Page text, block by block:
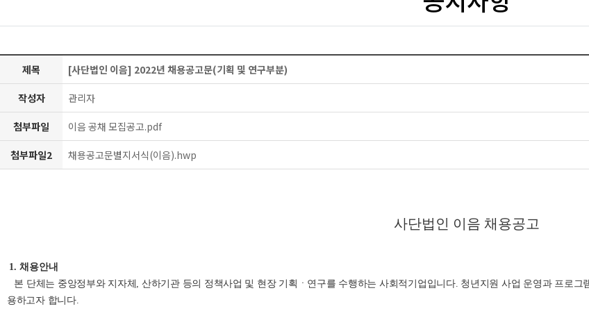
제목 [사단법인 이음] 2022년 채용공고문(기획 및 연구부분)
작성자 관리자
첨부파일 이음 공채 모집공고.pdf
첨부파일2 채용공고문별지서식(이음).hwp
사단법인 이음 채용공고
1. 채용안내
본 단체는 중앙정부와 지자체 , 산하기관 등의 정책사업 및 현장 기획ㆍ연구를 수행하는 사회적기업입니다. 청년지원 사업 운영과 프로그
용하고자 합니다.